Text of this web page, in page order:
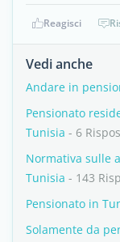
Reagisci
Vedi anche
Andare in
Pensionato
Tunisia - 6
Normativa sulle
Tunisia - 143
Pensionato in
Solamente da